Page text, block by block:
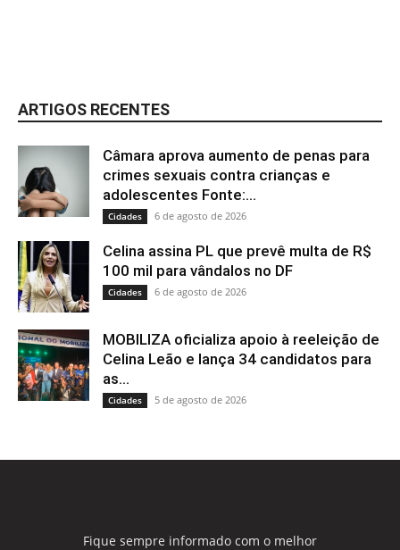
ARTIGOS RECENTES
Câmara aprova aumento de penas para
crimes sexuais contra crianças e
adolescentes Fonte:...
Cidades 6 de agosto de 2026
Celina assina PL que prevê multa de R$
100 mil para vândalos no DF
Cidades 6 de agosto de 2026
MOBILIZA oficializa apoio à reeleição de
Celina Leão e lança 34 candidatos para
as...
Cidades 5 de agosto de 2026
Fique sempre informado com o melhor